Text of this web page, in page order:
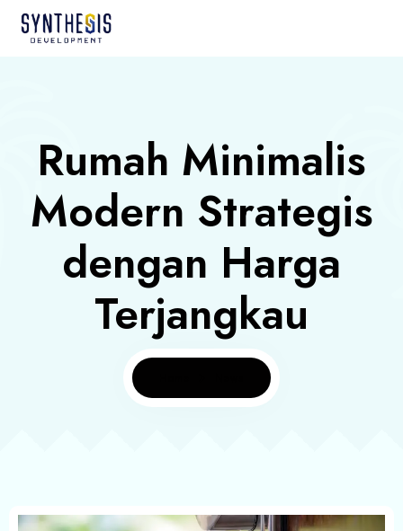
Rumah Minimalis
Modern Strategis
dengan Harga
Terjangkau